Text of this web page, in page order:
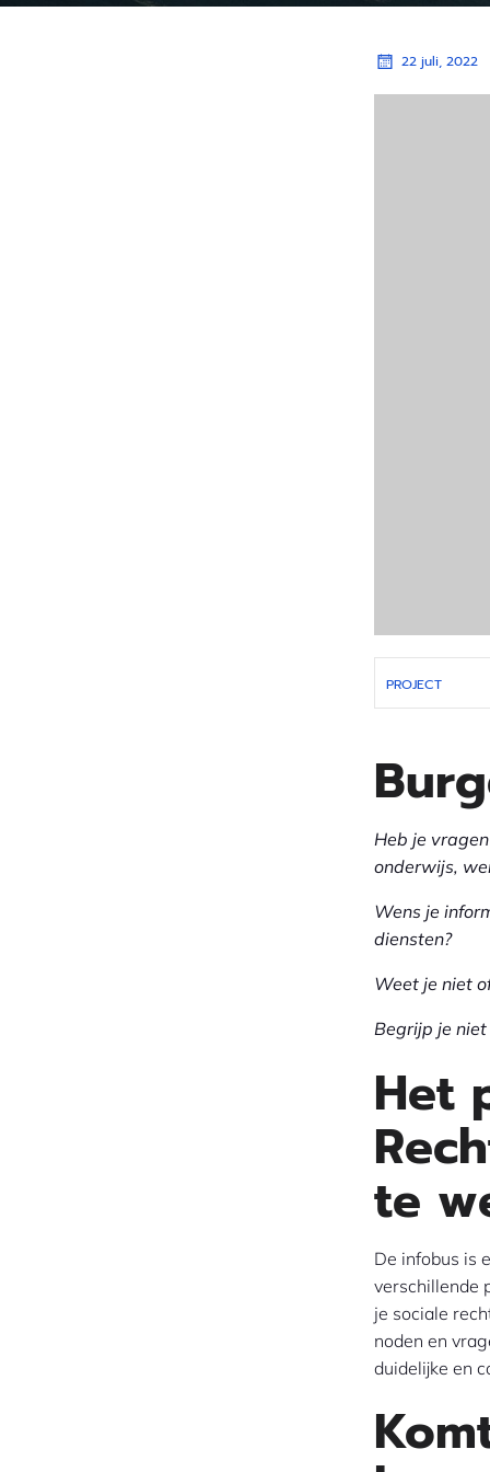
22 juli, 2022
PROJECT
Heb je
onderwijs,
Wens je
diensten?
Weet je niet
Begrijp je
Het
te
De infobus is
verschillende
je sociale
noden en
duidelijke en